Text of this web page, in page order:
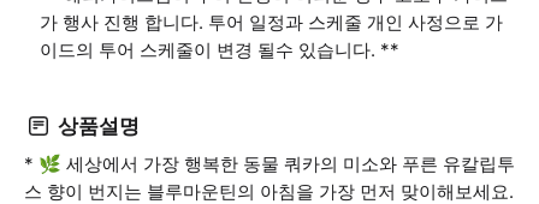
가 행사 진행 합니다. 투어 일정과 스케줄 개인 사정으로 가
이드의 투어 스케줄이 변경 될수 있습니다. **
상품설명
* 🌿 세상에서 가장 행복한 동물 쿼카의 미소와 푸른 유칼립투
스 향이 번지는 블루마운틴의 아침을 가장 먼저 맞이해보세요.